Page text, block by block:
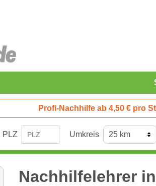
Profi-Nachhilfe ab 4,50 € pro
PLZ Umkreis
Nachhilfelehrer in